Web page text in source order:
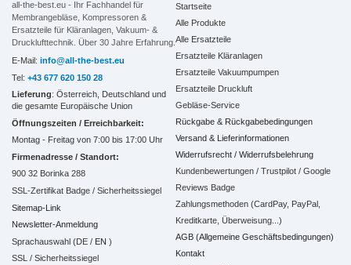
all-the-best.eu - Ihr Fachhandel für
Membrangebläse, Kompressoren &
Ersatzteile für Kläranlagen, Vakuum- &
Drucklufttechnik. Über 30 Jahre Erfahrung.
E-Mail: info@all-the-best.eu
Tel: +43 677 620 150 28
Lieferung: Österreich, Deutschland und
die gesamte Europäische Union
Öffnungszeiten / Erreichbarkeit:
Montag - Freitag von 7:00 bis 17:00 Uhr
Firmenadresse / Standort:
900 32 Borinka 288
SSL-Zertifikat Badge / Sicherheitssiegel
Sitemap-Link
Newsletter-Anmeldung
Sprachauswahl (DE / EN )
SSL / Sicherheitssiegel
Startseite
Alle Produkte
Alle Ersatzteile
Ersatzteile Kläranlagen
Ersatzteile Vakuumpumpen
Ersatzteile Druckluft
Gebläse-Service
Rückgabe & Rückgabebedingungen
Versand & Lieferinformationen
Widerrufsrecht / Widerrufsbelehrung
Kundenbewertungen / Trustpilot / Google
Reviews Badge
Zahlungsmethoden (CardPay, PayPal,
Kreditkarte, Überweisung...)
AGB (Allgemeine Geschäftsbedingungen)
Kontakt